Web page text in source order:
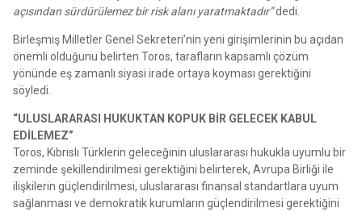
açısından sürdürülemez bir risk alanı yaratmaktadır”dedi.
Birleşmiş Milletler Genel Sekreteri’nin yeni girişimlerinin bu açıdan
önemli olduğunu belirten Toros, tarafların kapsamlı çözüm
yönünde eş zamanlı siyasi irade ortaya koyması gerektiğini
söyledi.
“ULUSLARARASI HUKUKTAN KOPUK BİR GELECEK KABUL
EDİLEMEZ”
Toros, Kıbrıslı Türklerin geleceğinin uluslararası hukukla uyumlu bir
zeminde şekillendirilmesi gerektiğini belirterek, Avrupa Birliği ile
ilişkilerin güçlendirilmesi, uluslararası finansal standartlara uyum
sağlanması ve demokratik kurumların güçlendirilmesi gerektiğini